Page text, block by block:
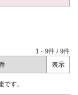
1 -9件 /9件
す。